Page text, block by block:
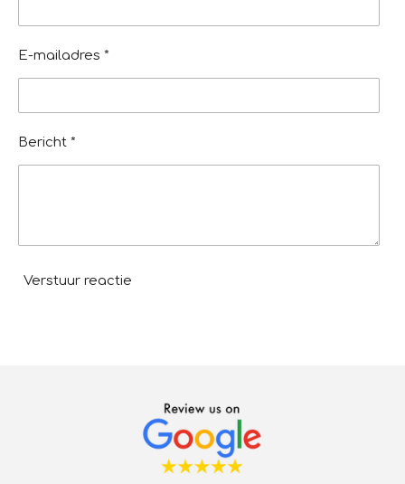
e
nE-mailadres *
Bericht *
Verstuur reactie